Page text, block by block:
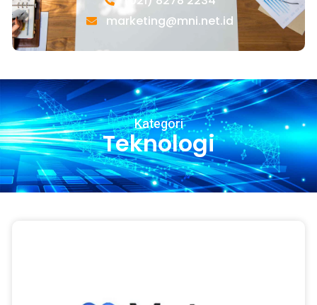
marketing@mni.net.id
Kategori
Teknologi